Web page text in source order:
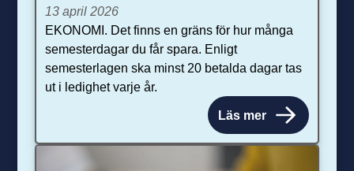
13 april 2026
EKONOMI. Det finns en gräns för hur många
semesterdagar du får spara. Enligt
semesterlagen ska minst 20 betalda dagar tas
ut i ledighet varje år.
Läs mer